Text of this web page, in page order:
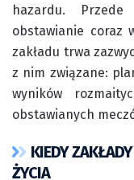
hazardu.
obstawianie coraz
zakładu trwa
z nim związane:
wyników
obstawianych
KIEDY
ŻYCIA